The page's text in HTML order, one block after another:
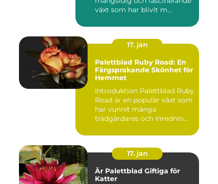
växt som har blivit m...
17. jan
Palettblad Ruby Road: En
Färgsprakande Skönhet för
Hemmet
Introduktion Palettblad Ruby
Road är en populär växt som
har vunnit många
trädgårdares och inrednin...
17. jan
Är Palettblad Giftiga för
Katter